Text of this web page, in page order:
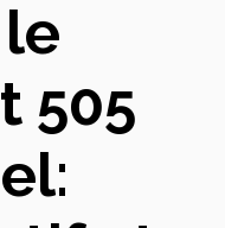
505